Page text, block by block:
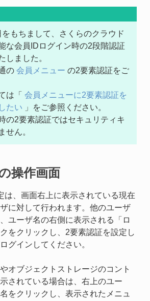
もちまして、さくらのクラウド
な会員IDログイン時の2段階認証
しました。
の 会員メニュー の2要素認証をご
は「 会員メニューに2要素認証を
たい 」をご参照ください。
の2要素認証ではセキュリティキ
せん。
操作画面
、画面右上に表示されている現在
に対して行われます。他のユーザ
ユーザ名の右側に表示される「ロ
をクリックし、2要素認証を設定し
グインしてください。
オブジェクトストレージのコント
されている場合は、右上のユー
をクリックし、表示されたメニュ